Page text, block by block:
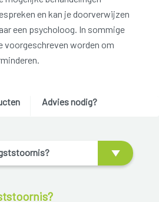
en kan je doorverwijzen
een psycholoog. In sommige
voorgeschreven worden om
Advies nodig?